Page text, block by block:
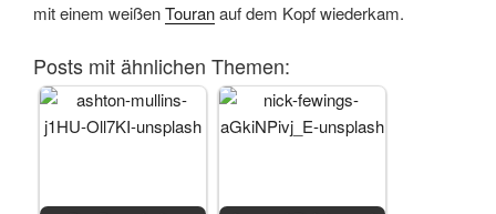
mit einem weißenTouranauf dem Kopf wiederkam.
Posts mit ähnlichen Themen: